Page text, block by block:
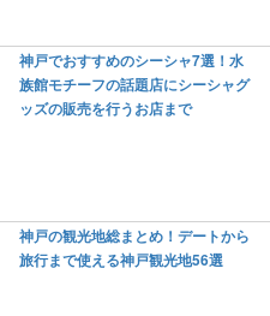
神戸でおすすめのシーシャ7選！水
族館モチーフの話題店にシーシャグ
ッズの販売を行うお店まで
神戸の観光地総まとめ！デートから
旅行まで使える神戸観光地56選